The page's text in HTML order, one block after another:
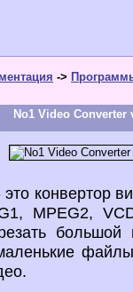
->
No1 Video Converter
конвертор
MPEG2,